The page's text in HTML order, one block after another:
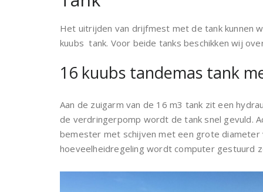
Het uitrijden van drijfmest met de tank kunnen
kuubs tank. Voor beide tanks beschikken wij
16 kuubs tandemas tank
Aan de zuigarm van de 16 m3 tank zit een
de verdringerpomp wordt de tank snel gevuld.
bemester met schijven met een grote
hoeveelheidregeling wordt computer gestuurd